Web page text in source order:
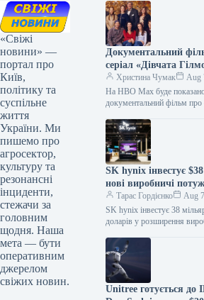
«Свіжі
новини» —
портал про
Київ,
політику та
суспільне
життя
України. Ми
пишемо про
агросектор,
культуру та
резонансні
інциденти,
стежачи за
головним
щодня. Наша
мета — бути
оперативним
джерелом
свіжих новин.
Документальний
серіал «Дівчата
з’явиться на HBO
Христина Чумак
Aug
На HBO Max буде
документальний фільм про
Укрінформ На потоковому
HBO Max з’явиться…
SK hynix інвестує
нові виробничі
пам’яті в Південній
Тарас Гордієнко
Aug
SK hynix інвестує 38
доларів у розширення
південнокорейський гігант
оголосив про свої амбітні…
Unitree готується до